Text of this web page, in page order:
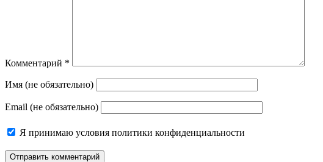
Комментарий *
Имя (не обязательно)
Email (не обязательно)
Я принимаю условия политики конфиденциальности